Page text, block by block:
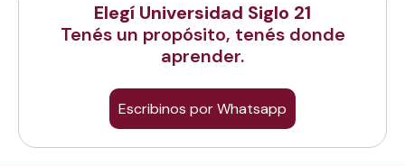
Elegí Universidad Siglo 21
Tenés un propósito, tenés donde
aprender.
Escribinos por Whatsapp